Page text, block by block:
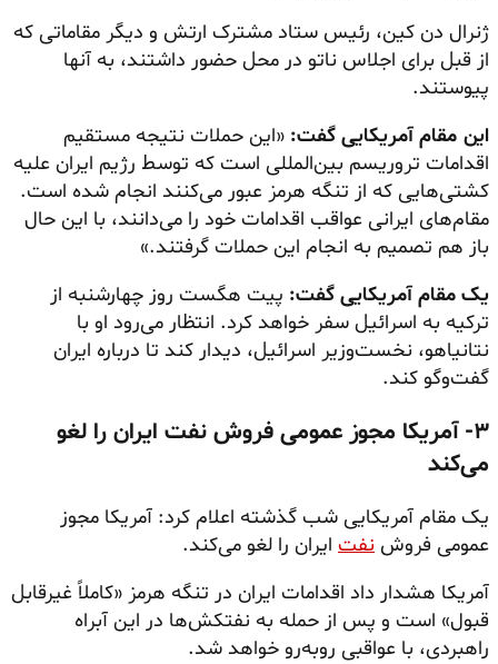
ژنرال دن کین، رئیس ستاد مشترک ارتش و دیگر مقاماتی که
از قبل برای اجلاس ناتو در محل حضور داشتند، به آنها
پیوستند.
این مقام آمریکایی گفت: «این حملات نتیجه مستقیم
اقدامات تروریسم بین‌المللی است که توسط رژیم ایران علیه
کشتی‌هایی که از تنگه هرمز عبور می‌کنند انجام شده است.
مقام‌های ایرانی عواقب اقدامات خود را می‌دانند، با این حال
باز هم تصمیم به انجام این حملات گرفتند.»
یک مقام آمریکایی گفت: پیت هگست روز چهارشنبه از
ترکیه به اسرائیل سفر خواهد کرد. انتظار می‌رود او با
نتانیاهو، نخست‌وزیر اسرائیل، دیدار کند تا درباره ایران
گفت‌وگو کند.
۳- آمریکا مجوز عمومی فروش نفت ایران را لغو
می‌کند
یک مقام آمریکایی شب گذشته اعلام کرد: آمریکا مجوز
عمومی فروش نفت ایران را لغو می‌کند.
آمریکا هشدار داد اقدامات ایران در تنگه هرمز «کاملاً غیرقابل
قبول» است و پس از حمله به نفتکش‌ها در این آبراه
راهبردی، با عواقبی روبه‌رو خواهد شد.